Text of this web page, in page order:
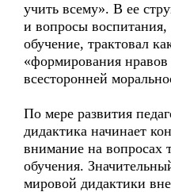
учить всему». В ее
и вопросы воспитания,
обучение, трактовал
«формирования
всесторонней
По мере развития
дидактика начинает
внимание на вопросах
обучения.
мировой дидактики